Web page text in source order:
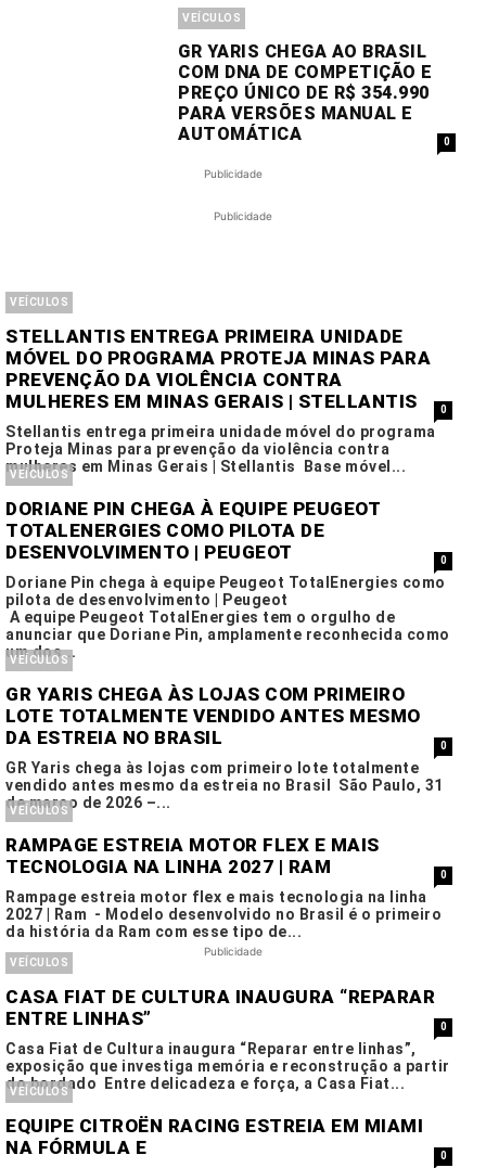
VEÍCULOS
GR YARIS CHEGA AO BRASIL
COM DNA DE COMPETIÇÃO E
PREÇO ÚNICO DE R$ 354.990
PARA VERSÕES MANUAL E
AUTOMÁTICA
0
Publicidade
Publicidade
VEÍCULOS
STELLANTIS ENTREGA PRIMEIRA UNIDADE
MÓVEL DO PROGRAMA PROTEJA MINAS PARA
PREVENÇÃO DA VIOLÊNCIA CONTRA
MULHERES EM MINAS GERAIS | STELLANTIS
0
Stellantis entrega primeira unidade móvel do programa
Proteja Minas para prevenção da violência contra
mulheres em Minas Gerais | Stellantis Base móvel...
VEÍCULOS
DORIANE PIN CHEGA À EQUIPE PEUGEOT
TOTALENERGIES COMO PILOTA DE
DESENVOLVIMENTO | PEUGEOT
0
Doriane Pin chega à equipe Peugeot TotalEnergies como
pilota de desenvolvimento | Peugeot
A equipe Peugeot TotalEnergies tem o orgulho de
anunciar que Doriane Pin, amplamente reconhecida como
um dos...
VEÍCULOS
GR YARIS CHEGA ÀS LOJAS COM PRIMEIRO
LOTE TOTALMENTE VENDIDO ANTES MESMO
DA ESTREIA NO BRASIL
0
GR Yaris chega às lojas com primeiro lote totalmente
vendido antes mesmo da estreia no Brasil São Paulo, 31
de março de 2026 –...
VEÍCULOS
RAMPAGE ESTREIA MOTOR FLEX E MAIS
TECNOLOGIA NA LINHA 2027 | RAM
0
Rampage estreia motor flex e mais tecnologia na linha
2027 | Ram - Modelo desenvolvido no Brasil é o primeiro
da história da Ram com esse tipo de...
Publicidade
VEÍCULOS
CASA FIAT DE CULTURA INAUGURA “REPARAR
ENTRE LINHAS”
0
Casa Fiat de Cultura inaugura “Reparar entre linhas”,
exposição que investiga memória e reconstrução a partir
do bordado Entre delicadeza e força, a Casa Fiat...
VEÍCULOS
EQUIPE CITROËN RACING ESTREIA EM MIAMI
NA FÓRMULA E
0